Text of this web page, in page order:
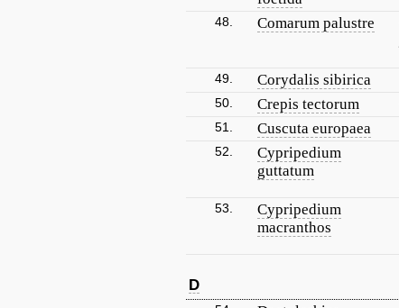
48. Comarum palustre
49. Corydalis sibirica
50.
Crepis tectorum
51.
Cuscuta europaea
52.
Cypripedium
guttatum
53.
Cypripedium
macranthos
D